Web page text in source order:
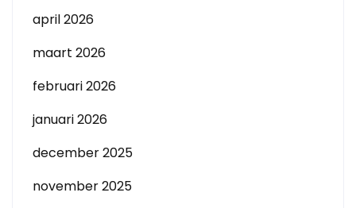
april 2026
maart 2026
februari 2026
januari 2026
december 2025
november 2025